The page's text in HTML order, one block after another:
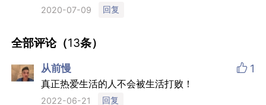
2020-07-09 回复
全部评论（13条）
从前慢  1
真正热爱生活的人不会被生活打败！
2022-06-21 回复